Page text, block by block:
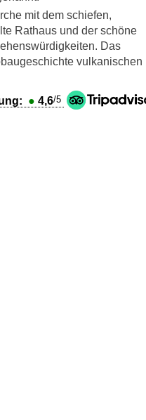
mit dem schiefen,
Rathaus und der schöne
Das
vulkanischen
● 4,6/5